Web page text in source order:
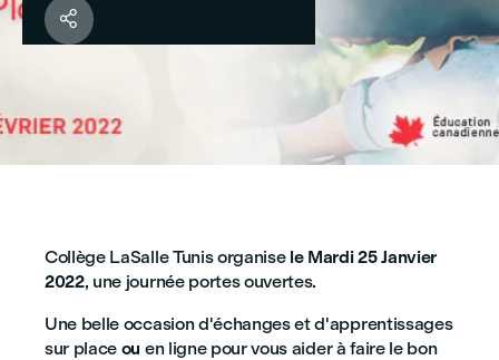

Collège LaSalle Tunis organise le Mardi 25 Janvier
2022, une journée portes ouvertes.
Une belle occasion d'échanges et d'apprentissages
sur place ou en ligne pour vous aider à faire le bon